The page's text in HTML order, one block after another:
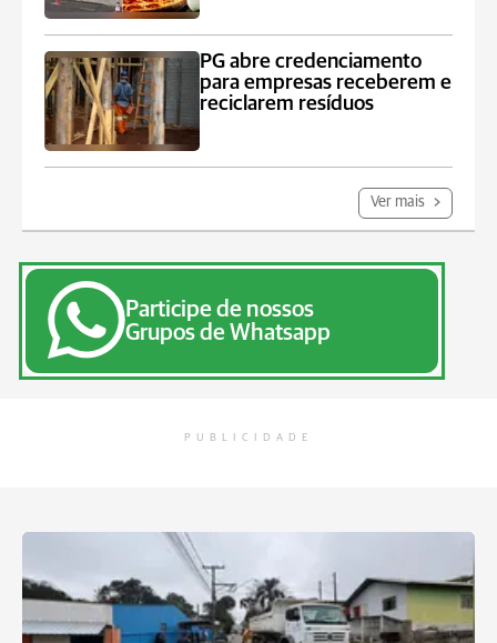
PG abre credenciamento
para empresas receberem e
reciclarem resíduos
Ver mais
Participe de nossos
Grupos de Whatsapp
PUBLICIDADE